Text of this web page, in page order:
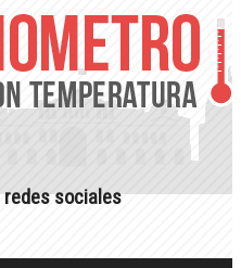
redes sociales